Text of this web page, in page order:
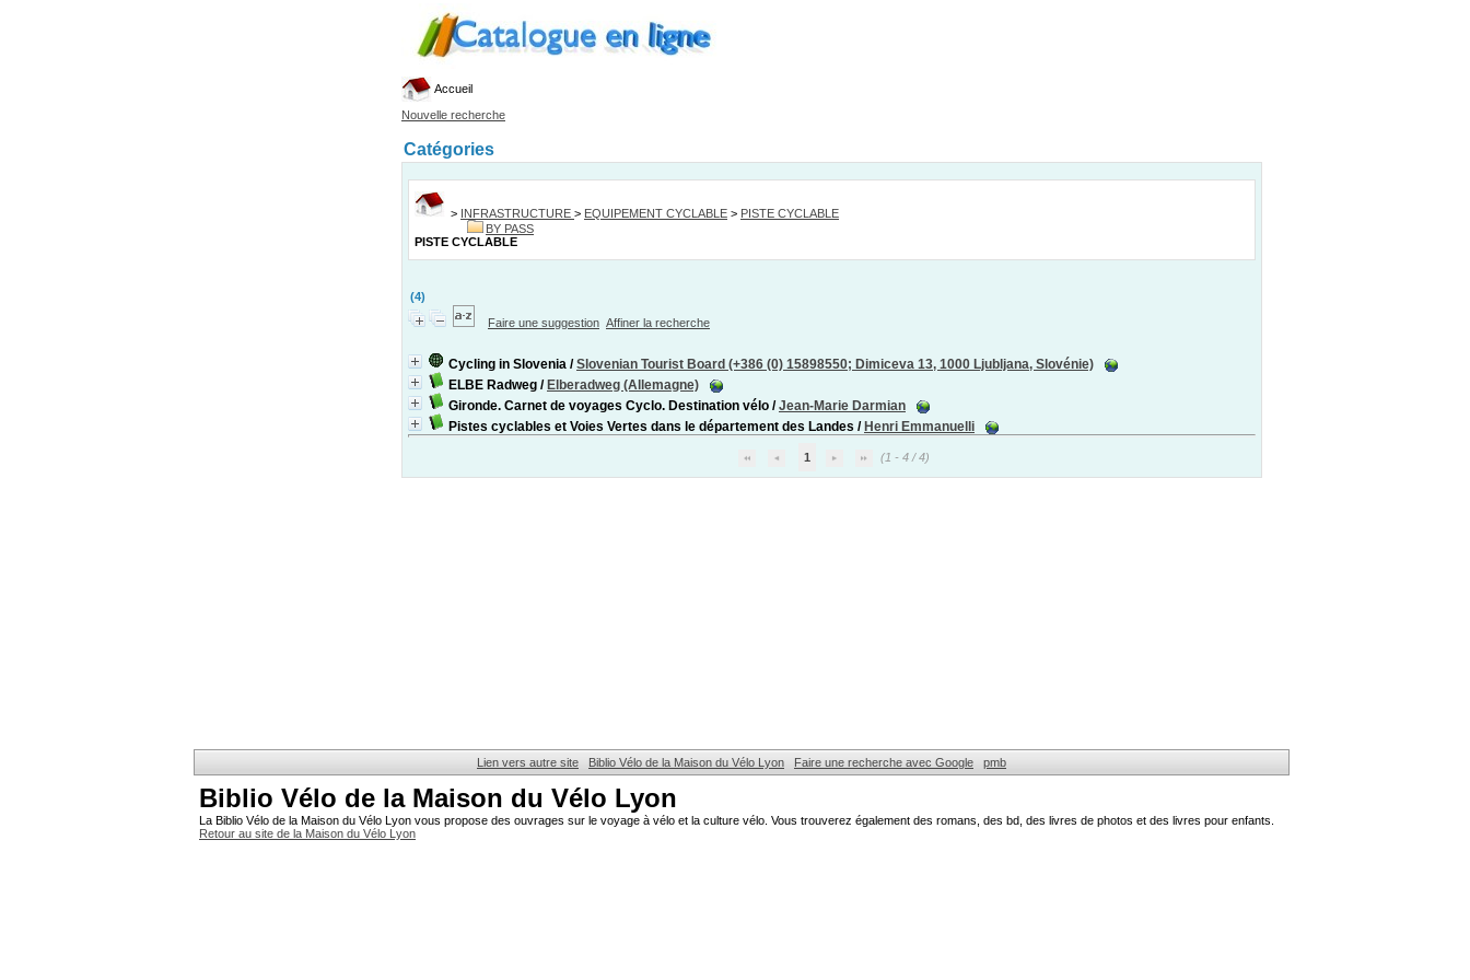
Accueil
Nouvelle recherche
Catégories
> INFRASTRUCTURE > EQUIPEMENT CYCLABLE > PISTE CYCLABLE
BY PASS
PISTE CYCLABLE
(4)
Faire une suggestion Affiner la recherche
Cycling in Slovenia /Slovenian Tourist Board (+386 (0) 15898550; Dimiceva 13, 1000 Ljubljana, Slovénie)
ELBE Radweg / Elberadweg (Allemagne)
Gironde. Carnet de voyages Cyclo. Destination vélo /Jean-Marie Darmian
Pistes cyclables et Voies Vertes dans le département des Landes / Henri Emmanuelli
1 (1 - 4 / 4)
Lien vers autre site Biblio Vélo de la Maison du Vélo Lyon Faire une recherche avec Google pmb
Biblio Vélo de la Maison du Vélo Lyon
La Biblio Vélo de la Maison du Vélo Lyon vous propose des ouvrages sur le voyage à vélo et la culture vélo. Vous trouverez également des romans, des bd, des livres de photos et des livres pour enfants.
Retour au site de la Maison du Vélo Lyon